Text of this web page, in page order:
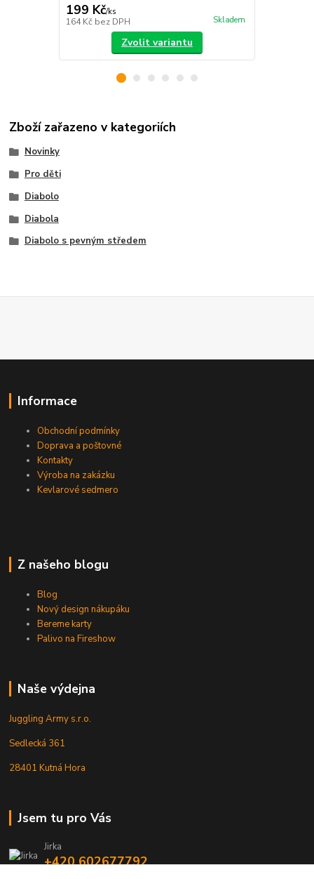
199 Kč/ks
164 Kč bez DPH Skladem
Zvolit variantu
Zboží zařazeno v kategoriích
Novinky
Pro děti
Diabolo
Diabola
Diabolo s pevným středem
Informace
Obchodní podmínky
Doprava a poštovné
Kontakty
Výroba na zakázku
Kevlarové sedmero
Z našeho blogu
Blog
Nový design nákupáku
Bereme karty
Palivo na Fireshow
Naše výdejna
Juggling Army s.r.o.
Sedlecká 361
28401 Kutná Hora
Jsem tu pro Vás
Jirka
+420 602677792